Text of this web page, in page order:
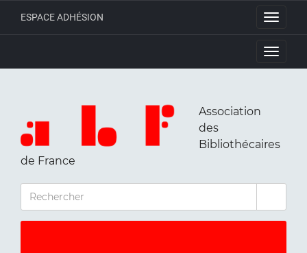
Toggle
ESPACE ADHÉSION
Toggle
Association
des
Bibliothécaires
de France
RECHERCHER